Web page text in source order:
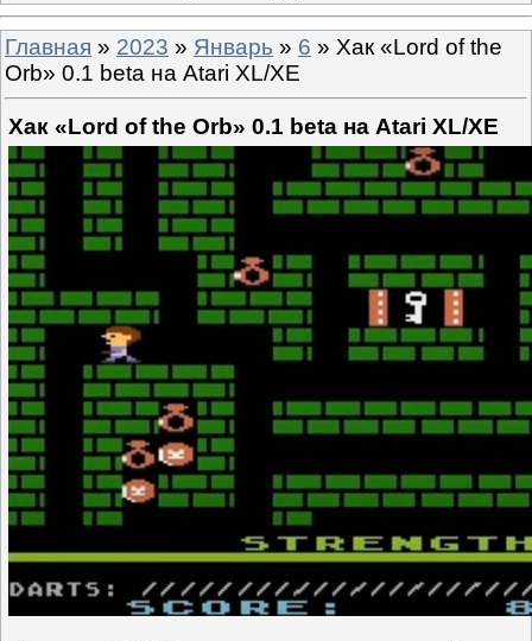
Главная » 2023 » Январь » 6 » Хак «Lord of the
Orb» 0.1 beta на Atari XL/XE
Хак «Lord of the Orb» 0.1 beta на Atari XL/XE